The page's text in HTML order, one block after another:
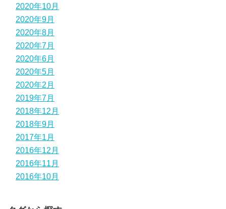
2020年10月
2020年9月
2020年8月
2020年7月
2020年6月
2020年5月
2020年2月
2019年7月
2018年12月
2018年9月
2017年1月
2016年12月
2016年11月
2016年10月